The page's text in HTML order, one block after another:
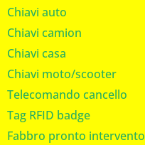
Chiavi auto
Chiavi camion
Chiavi casa
Chiavi moto/scooter
Telecomando cancello
Tag RFID badge
Fabbro pronto intervento